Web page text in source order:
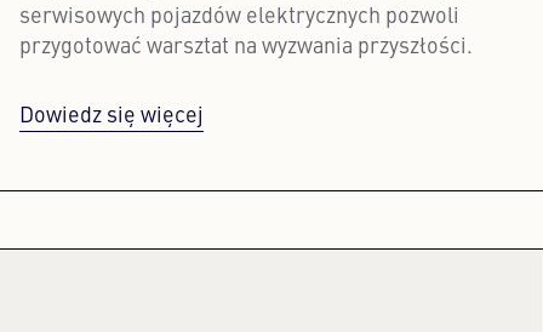
serwisowych pojazdów elektrycznych pozwoli
przygotować warsztat na wyzwania przyszłości.
Dowiedz się więcej